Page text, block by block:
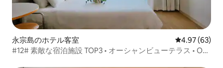
永宗島のホテル客室 レビュー63
4.97 (63)
#12# 素敵な宿泊施設 TOP3 • オーシャンビューテラス • OTT